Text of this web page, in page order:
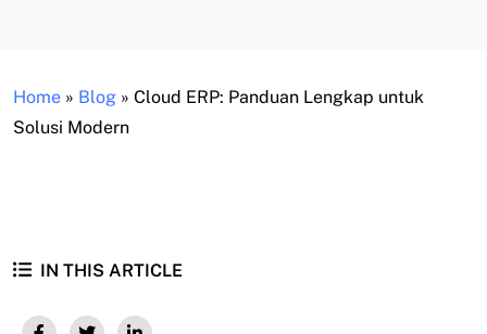
Home » Blog » Cloud ERP: Panduan Lengkap untuk
Solusi Modern
IN THIS ARTICLE